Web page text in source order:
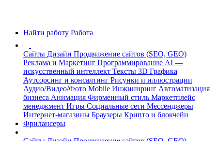
Найти работу Работа
Сайты Дизайн Продвижение сайтов (SEO, GEO)
Реклама и Маркетинг Программирование AI —
искусственный интеллект Тексты 3D Графика
Аутсорсинг и консалтинг Рисунки и иллюстрации
Аудио/Видео/Фото Mobile Инжиниринг Автоматизация
бизнеса Анимация Фирменный стиль Маркетплейс
менеджмент Игры Социальные сети Мессенджеры
Интернет-магазины Браузеры Крипто и блокчейн
Фрилансеры